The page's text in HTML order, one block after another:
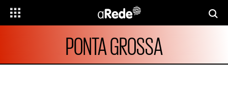
PONTA GROSSA